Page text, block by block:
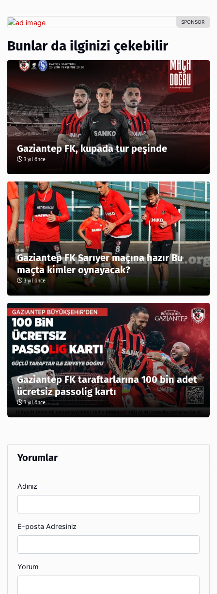
Bunlar da ilginizi çekebilir
Gaziantep FK, kupada tur peşinde
3 yıl önce
Gaziantep FK Sarıyer maçına hazır Bu
maçta kimler oynayacak?
3 yıl önce
Gaziantep FK taraftarlarına 100 bin adet
ücretsiz passolig kartı
3 yıl önce
Yorumlar
Adınız
E-posta Adresiniz
Yorum